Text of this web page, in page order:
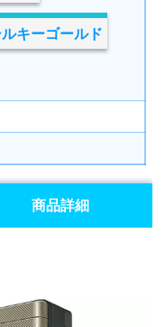
キーゴールド
商品詳細